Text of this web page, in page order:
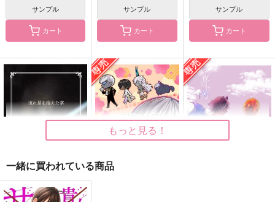
舟幽霊
泥沼分室
1,572円（税込）
サンプル
FGOミニアクキー(ガ
Qwerty
550円（税込）
サンプル
作品詳細
FGOミニアクキー(ガ
タ●
Qwerty
550円 （税込）
サンプル
サンプル
カート
サンプル
カート
サンプル
カート
流れ星を抱えた掌
もっと見る！
一緒に買われている商品